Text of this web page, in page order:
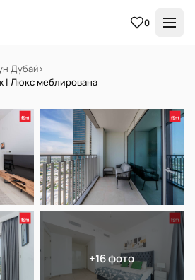
0
Дубай›
| Люкс меблирована
+16 фото